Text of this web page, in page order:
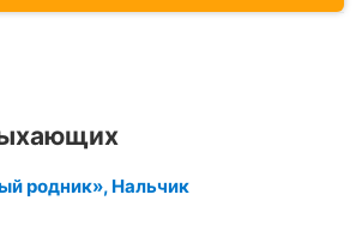
родник», Нальчик